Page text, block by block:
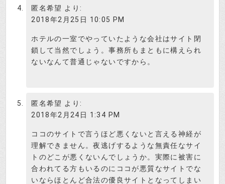
た。直ぐに営業の電話がかかってきたのですが、
仕事中で出られませんでした。それからも仕事中
易に電話番号教えちゃだめですね。
匿名希望 より:
2018年2月25日 10:05 PM
ホテルの一室でやっていたような会社はサイト閉
鎖して当然でしょう。事務所もまともに構えられ
ないなんて普通じゃないですから。
匿名希望 より:
2018年2月24日 1:34 PM
ココのサイトで言うほど悪くないと言える神経が
理解できません。夜逃げするような無責任なサイ
トのどこが悪くないんでしょうか。実際に被害に
合われてる方もいるのにココが悪質なサイトでな
いならほとんど合法の優良サイトとなってしまい